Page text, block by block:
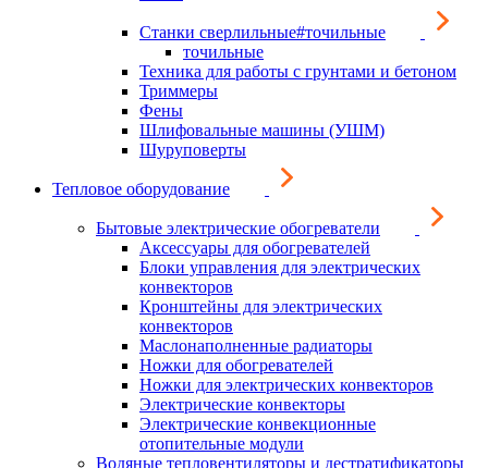
Станки сверлильные#точильные
точильные
Техника для работы с грунтами и бетоном
Триммеры
Фены
Шлифовальные машины (УШМ)
Шуруповерты
Тепловое оборудование
Бытовые электрические обогреватели
Аксессуары для обогревателей
Блоки управления для электрических
конвекторов
Кронштейны для электрических
конвекторов
Маслонаполненные радиаторы
Ножки для обогревателей
Ножки для электрических конвекторов
Электрические конвекторы
Электрические конвекционные
отопительные модули
Водяные тепловентиляторы и дестратификаторы